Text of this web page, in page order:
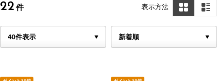
22 件 表示方法